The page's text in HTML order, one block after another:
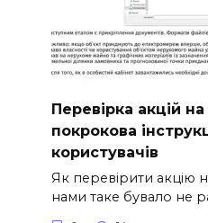
Перевірка акцій
покрокова
користувачів
Як перевірити акцію
нами таке бувало не